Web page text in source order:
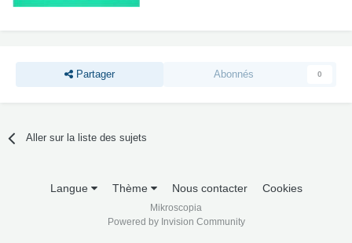
Partager Abonnés 0
Aller sur la liste des sujets
Langue Thème Nous contacter Cookies
Mikroscopia
Powered by Invision Community